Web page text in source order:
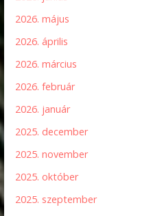
2026. május
2026. április
2026. március
2026. február
2026. január
2025. december
2025. november
2025. október
2025. szeptember